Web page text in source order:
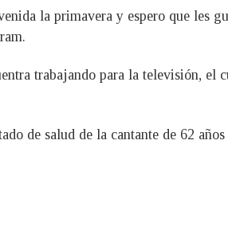
la primavera y espero que les
trabajando para la televisión, el
de salud de la cantante de 62